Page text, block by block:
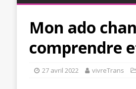
Mon ado
comprendre
27 avril 2022 vivreTrans